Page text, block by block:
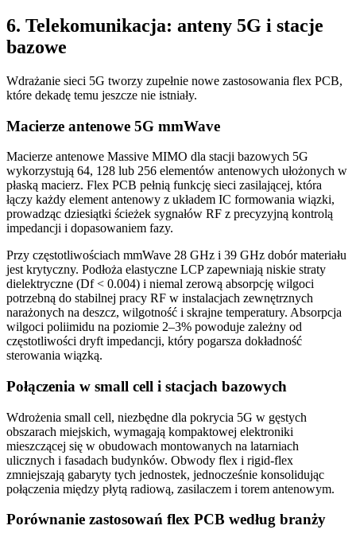
6. Telekomunikacja: anteny 5G i stacje
bazowe
Wdrażanie sieci 5G tworzy zupełnie nowe zastosowania flex PCB,
które dekadę temu jeszcze nie istniały.
Macierze antenowe 5G mmWave
Macierze antenowe Massive MIMO dla stacji bazowych 5G
wykorzystują 64, 128 lub 256 elementów antenowych ułożonych w
płaską macierz. Flex PCB pełnią funkcję sieci zasilającej, która
łączy każdy element antenowy z układem IC formowania wiązki,
prowadząc dziesiątki ścieżek sygnałów RF z precyzyjną kontrolą
impedancji i dopasowaniem fazy.
Przy częstotliwościach mmWave 28 GHz i 39 GHz dobór materiału
jest krytyczny. Podłoża elastyczne LCP zapewniają niskie straty
dielektryczne (Df < 0.004) i niemal zerową absorpcję wilgoci
potrzebną do stabilnej pracy RF w instalacjach zewnętrznych
narażonych na deszcz, wilgotność i skrajne temperatury. Absorpcja
wilgoci poliimidu na poziomie 2–3% powoduje zależny od
częstotliwości dryft impedancji, który pogarsza dokładność
sterowania wiązką.
Połączenia w small cell i stacjach bazowych
Wdrożenia small cell, niezbędne dla pokrycia 5G w gęstych
obszarach miejskich, wymagają kompaktowej elektroniki
mieszczącej się w obudowach montowanych na latarniach
ulicznych i fasadach budynków. Obwody flex i rigid-flex
zmniejszają gabaryty tych jednostek, jednocześnie konsolidując
połączenia między płytą radiową, zasilaczem i torem antenowym.
Porównanie zastosowań flex PCB według branży